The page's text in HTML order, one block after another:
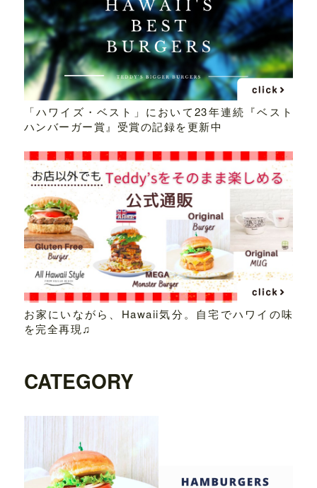
「ハワイズ・ベスト」において23年連続『ベスト
ハンバーガー賞』受賞の記録を更新中
お家にいながら、Hawaii気分。自宅でハワイの味
を完全再現♫
CATEGORY